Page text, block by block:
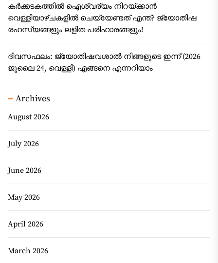
കർക്കടകത്തിൽ ഐശ്വര്യം നിറയ്ക്കാൻ
വെള്ളിയാഴ്ചകളിൽ ചെയ്യേണ്ടത് എന്ത്? ജ്യോതിഷ
രഹസ്യങ്ങളും ലളിത പരിഹാരങ്ങളും!
ദിവസഫലം: ജ്യോതിഷവശാൽ നിങ്ങളുടെ ഇന്ന്‌ (2026
ജൂലൈ 24, വെള്ളി) എങ്ങനെ എന്നറിയാം
Archives
August 2026
July 2026
June 2026
May 2026
April 2026
March 2026